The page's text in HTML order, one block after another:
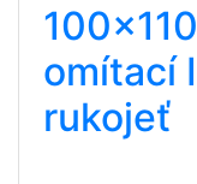
omítací
rukojeť